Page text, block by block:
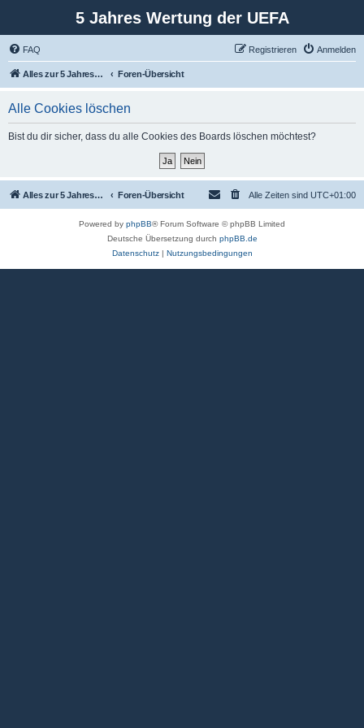
5 Jahres Wertung der UEFA
FAQ Anmelden
Registrieren
Alles zur 5 Jahreswertung / Tabelle der UEFA mit vielen Statistiken. Foren-Übersicht
Alle Cookies löschen
Bist du dir sicher, dass du alle Cookies des Boards löschen möchtest?
Alles zur 5 Jahreswertung / Tabelle der UEFA mit vielen Statistiken. Foren-Übersicht Alle Zeiten sind UTC+01:00
Powered by phpBB® Forum Software © phpBB Limited
Deutsche Übersetzung durch phpBB.de
Datenschutz| Nutzungsbedingungen